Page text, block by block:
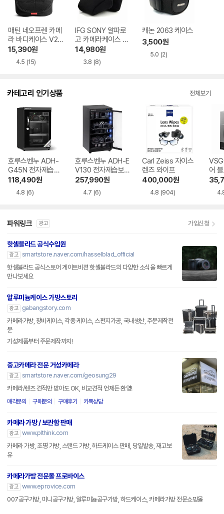
매틴 네오프렌 카메
라 바디케이스 V2
M
15,390원
4.5 (15)
IFG SONY 알파로
고 카메라케이스 정
품
14,980원
3.8 (8)
캐논 2063 케이스
3,500원
5.0 (2)
카테고리 인기상품 전체보기
호루스벤누 ADH-
G45N 전자제습보
관함
118,490원
4.8 (6)
호루스벤누 ADH-E
V130 전자제습보
관함
257,990원
4.7 (6)
Carl Zeiss 자이스
렌즈 와이프
400,000원
4.8 (904)
어
파워링크 광고 가입신청
핫셀블라드 공식수입원
광고 smartstore.naver.com/hasselblad_official
핫셀블라드 공식스토어 게이트비젼 핫셀블라드의 다양한 소식을 빠르게
만나보세요
알루미늄케이스 가방스토리
광고
gabangstory.com
카메라가방, 장비케이스, 각종 케이스, 스펀지가공, 국내생산, 주문제작전
문
기성제품부터 주문제작까지!
중고카메라 전문 거성카메라
광고 smartstore.naver.com/geosung29
카메라/렌즈 견적만 받아도 OK, 비교견적 언제든 환영!
매각문의 구매문의 구매후기 카톡상담
카메라 가방 / 보관함 판매
광고 www.plthink.com
카메라 가방, 조명 가방, 스탠드 가방, 하드케이스 판매, 당일발송, 재고보
유
카메라가방 전문몰 프로바이스
광고 www.eprovice.com
007공구가방, 미니공구가방, 알루미늄공구가방, 하드케이스, 카메라가방 전문쇼핑몰